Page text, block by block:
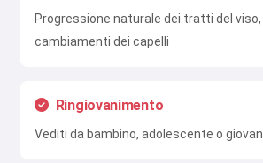
Progressione naturale dei tratti del viso,
cambiamenti dei capelli
Ringiovanimento
Vediti da bambino, adolescente o